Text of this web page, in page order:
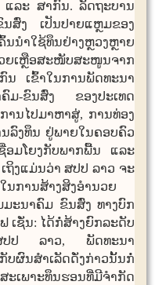
ແລະ ​ສາກົນ​. ລັດຖະບານ​
ນ​ສົ່ງ ​ເປັນ​ປາຍ​ແຫຼມຂອງ​
ນຳ​​ໃຊ້ທຶນຢ່າງ​ຫຼວງຫຼາຍ
ເຫຼືອສະໜັບສະໜູນຈາກ​
ນ ​ເຂົ້າ​ໃນ​ການ​ພັດທະນາ​
ຄົມ​-ຂົນ​ສົ່ງ​ ຂອງ​ປະ​ເທດ​
ານ​ໄປມາຫາສູ່, ການທ່ອງ
ລົງທຶນ ​ຢູ່ພາຍ​ໃນ​ຄອບຄົວ​
ອມ​ໂຍງ​ກັບ​ພາກ​ພື້ນ ​ແລະ​
ຖິງ​ແມ່ນ​ວ່າ​ ສປປ ລາວ ຈະ​
ນ​ການ​ສ້າງ​ສິງ​ອຳນວຍ​
ະນາຄົມ​ ຂົນ​ສົ່ງ​ ທາງບົກ​
ເຊັ່ນ:​ ໄດ້​ກໍ່ສ້າງ​ຍົກ​ລະດັບ​
ສປປ ລາວ, ພັດທະນາ​
ຜົນສຳ​ເລັດ​ດັ່ງກ່າວ​ນັ້ນ​ກໍ່
ະ​ເພາະ​ທຶນຮອນ​ທີ່​ມີ​ຈຳກັດ